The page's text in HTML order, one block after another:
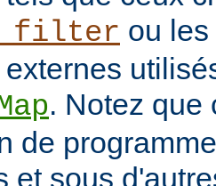
ou
. Notez que
de
et sous